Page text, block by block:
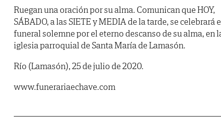
Ruegan una oración por su alma. Comunican que HOY,
SÁBADO, a las SIETE y MEDIA de la tarde, se celebrará
funeral solemne por el eterno descanso de su alma, en
iglesia parroquial de Santa María de Lamasón.
Río (Lamasón), 25 de julio de 2020.
www.funerariaechave.com